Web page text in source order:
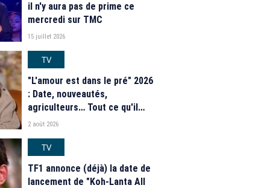
il n'y aura pas de prime ce
mercredi sur TMC
15 juillet 2026
TV
"L'amour est dans le pré" 2026
: Date, nouveautés,
agriculteurs… Tout ce qu'il
faut savoir sur la saison 21 du
2 août 2026
TV
TF1 annonce (déjà) la date de
lancement de "Koh-Lanta All